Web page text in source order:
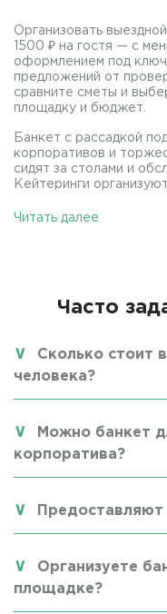
Организовать
1500 ₽ на гостя — с
оформлением под
предложений от
сравните сметы и
площадку и бюджет.
Банкет с рассадкой
корпоративов и
сидят за столами и
Кейтеринги
Читать далее
Часто
Сколько стоит
человека?
Можно банкет
корпоратива?
Организуете
площадке?